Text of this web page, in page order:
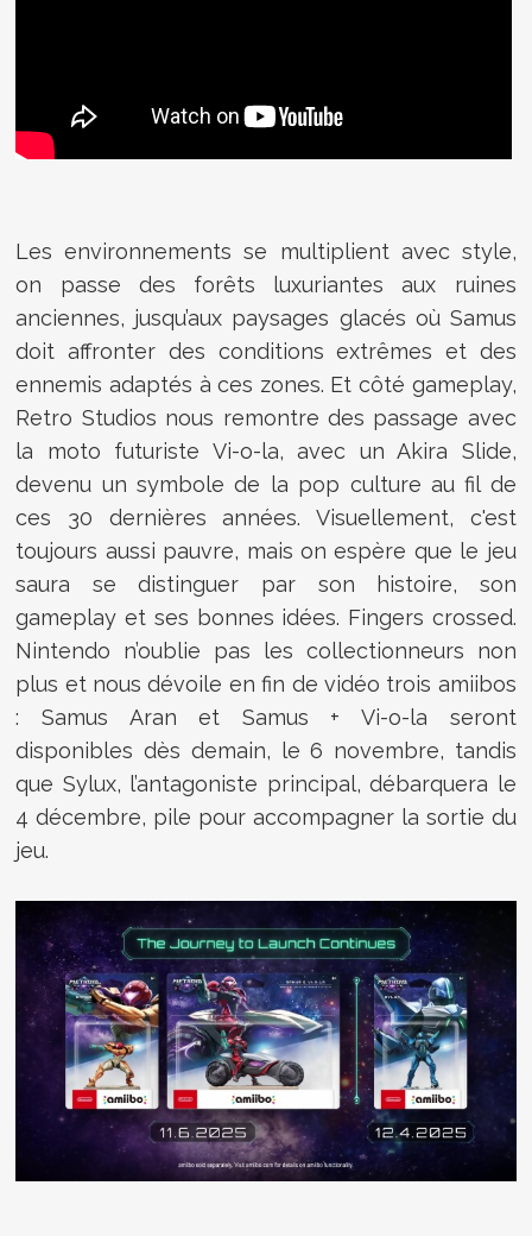
Les environnements se multiplient avec style,
on passe des forêts luxuriantes aux ruines
anciennes, jusqu’aux paysages glacés où Samus
doit affronter des conditions extrêmes et des
ennemis adaptés à ces zones. Et côté gameplay,
Retro Studios nous remontre des passage avec
la moto futuriste Vi-o-la, avec un Akira Slide,
devenu un symbole de la pop culture au fil de
ces 30 dernières années. Visuellement, c'est
toujours aussi pauvre, mais on espère que le jeu
saura se distinguer par son histoire, son
gameplay et ses bonnes idées. Fingers crossed.
Nintendo n’oublie pas les collectionneurs non
plus et nous dévoile en fin de vidéo trois amiibos
: Samus Aran et Samus + Vi-o-la seront
disponibles dès demain, le 6 novembre, tandis
que Sylux, l’antagoniste principal, débarquera le
4 décembre, pile pour accompagner la sortie du
jeu.